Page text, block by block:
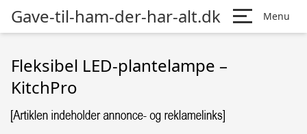
Gave-til-ham-der-har-alt.dk Menu
Fleksibel LED-plantelampe –
KitchPro